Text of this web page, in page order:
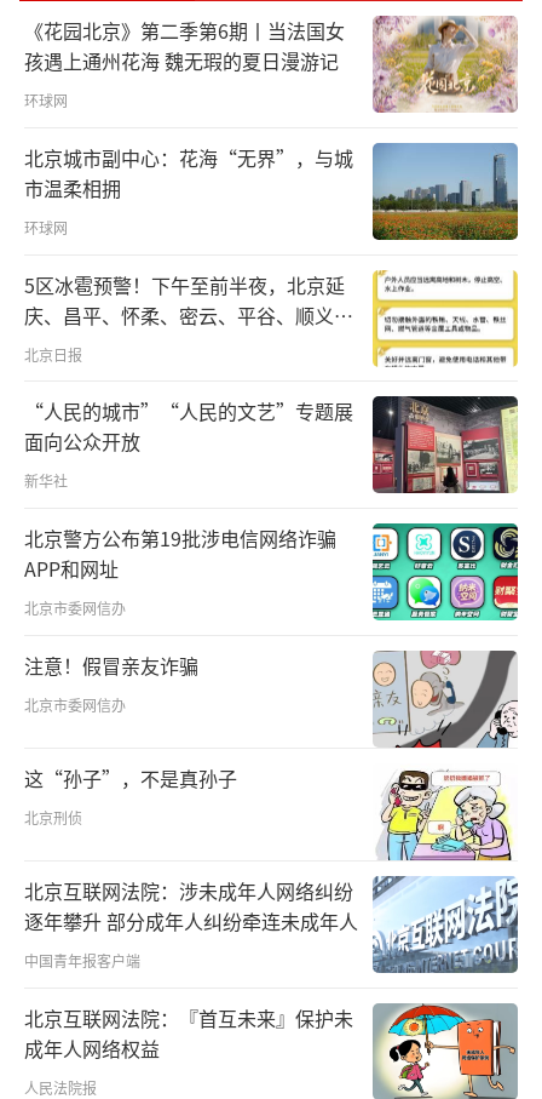
一、传播抗疫成果，消除过分恐惧
当前，各种有关疫情的信息铺天盖地，各
种信息中不断变动的感染和死亡人数，病毒、
隔离、“封城”等词语不断刺激人们的视觉和
听觉，人们对于本次疫情和传染的恐惧，成为
种恐惧下的无助无力感。一部分人会在恐惧之
下启用防御机制。一是无意识过度恐慌，过量
关注各种信息，容易信谣传谣，草木皆
兵，“吓”自己；二是反向形成莫名其妙
的“无所畏惧”或“胆大包天”，并有可能给
自己和他人添乱，给疫情防控带来干扰。
“恐惧”是人们对某些事物或特殊情境产
生的强烈的害怕情绪。恐惧心理出现时，明明
知道没必要那样恐惧，就是不能自我控制，严
重时还伴有烦躁不安、焦虑、呼吸急促、头
昏、恶心、呕吐，甚至休克等生理症状。如果
恐惧的事物或情境消失，情绪就会恢复正常。
当人们感知到无法控制和无法预计的危险
的时候，就会产生这种害怕的情绪反应。完全
消除恐惧，就必须消除恐惧源。这次疫情人们
担心的是自己和亲人会不会被感染，担心感染
之后出现危及生命的情形。因此，新闻媒体和
社会各界要加大对疫情可控可防、感染后可治
疗能治好的信息发布；国家权威机构和媒体要
及时发布疫情可控、好转等方面的好消息和取
《花园北京》第二季第6期丨当法国女
孩遇上通州花海 魏无瑕的夏日漫游记
环球网
北京城市副中心：花海“无界”，与城
市温柔相拥
环球网
5区冰雹预警！下午至前半夜，北京延
庆、昌平、怀柔、密云、平谷、顺义、
门头沟、房山等区有较明显降雨，伴七
北京日报
“人民的城市”“人民的文艺”专题展
面向公众开放
新华社
北京警方公布第19批涉电信网络诈骗
APP和网址
北京市委网信办
注意！假冒亲友诈骗
北京市委网信办
这“孙子”，不是真孙子
北京刑侦
北京互联网法院：涉未成年人网络纠纷
逐年攀升 部分成年人纠纷牵连未成年人
中国青年报客户端
北京互联网法院：『首互未来』保护未
成年人网络权益
人民法院报